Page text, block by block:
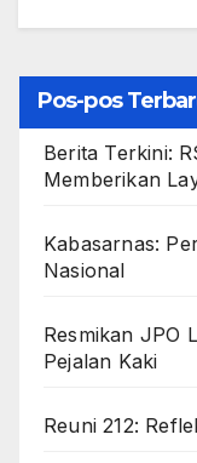
Pos-pos
Berita Terkini:
Memberikan
Kabasarnas:
Nasional
Resmikan JPO
Pejalan Kaki
Reuni 212: